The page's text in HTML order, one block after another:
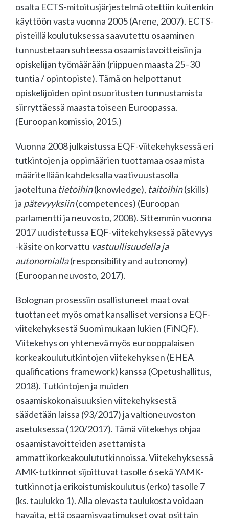
osalta ECTS-mitoitusjärjestelmä otettiin kuitenkin
käyttöön vasta vuonna 2005 (Arene, 2007). ECTS-
pisteillä koulutuksessa saavutettu osaaminen
tunnustetaan suhteessa osaamistavoitteisiin ja
opiskelijan työmäärään (riippuen maasta 25–30
tuntia / opintopiste). Tämä on helpottanut
opiskelijoiden opintosuoritusten tunnustamista
siirryttäessä maasta toiseen Euroopassa.
(Euroopan komissio, 2015.)
Vuonna 2008 julkaistussa EQF-viitekehyksessä eri
tutkintojen ja oppimäärien tuottamaa osaamista
määritellään kahdeksalla vaativuustasolla
jaoteltuna tietoihin(knowledge), taitoihin(skills)
ja pätevyyksiin(competences) (Euroopan
parlamentti ja neuvosto, 2008). Sittemmin vuonna
2017 uudistetussa EQF-viitekehyksessä pätevyys
-käsite on korvattu vastuullisuudella ja
autonomialla(responsibility and autonomy)
(Euroopan neuvosto, 2017).
Bolognan prosessiin osallistuneet maat ovat
tuottaneet myös omat kansalliset versionsa EQF-
viitekehyksestä Suomi mukaan lukien (FiNQF).
Viitekehys on yhtenevä myös eurooppalaisen
korkeakoulututkintojen viitekehyksen (EHEA
qualifications framework) kanssa (Opetushallitus,
2018). Tutkintojen ja muiden
osaamiskokonaisuuksien viitekehyksestä
säädetään laissa (93/2017) ja valtioneuvoston
asetuksessa (120/2017). Tämä viitekehys ohjaa
osaamistavoitteiden asettamista
ammattikorkeakoulututkinnoissa. Viitekehyksessä
AMK-tutkinnot sijoittuvat tasolle 6 sekä YAMK-
tutkinnot ja erikoistumiskoulutus (erko) tasolle 7
(ks. taulukko 1). Alla olevasta taulukosta voidaan
havaita, että osaamisvaatimukset ovat osittain